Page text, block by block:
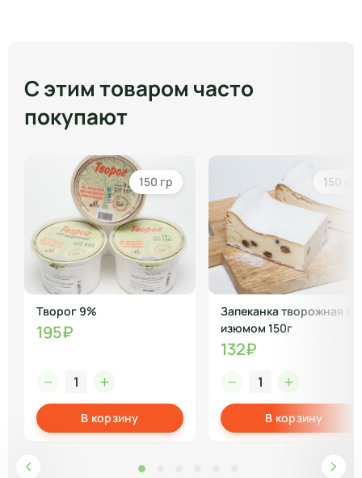
С этим товаром часто
покупают
150 гр
Творог 9%
195₽
В корзину
150 гр
Запеканка творожная с
изюмом 150г
132₽
В корзину